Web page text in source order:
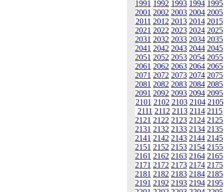
1991 1992 1993 1994 1995
2001 2002 2003 2004 2005
2011 2012 2013 2014 2015
2021 2022 2023 2024 2025
2031 2032 2033 2034 2035
2041 2042 2043 2044 2045
2051 2052 2053 2054 2055
2061 2062 2063 2064 2065
2071 2072 2073 2074 2075
2081 2082 2083 2084 2085
2091 2092 2093 2094 2095
2101 2102 2103 2104 2105
2111 2112 2113 2114 2115
2121 2122 2123 2124 2125
2131 2132 2133 2134 2135
2141 2142 2143 2144 2145
2151 2152 2153 2154 2155
2161 2162 2163 2164 2165
2171 2172 2173 2174 2175
2181 2182 2183 2184 2185
2191 2192 2193 2194 2195